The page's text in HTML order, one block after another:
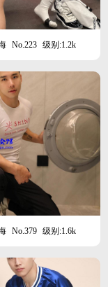
No.223 级别:1.2k
No.379 级别:1.6k